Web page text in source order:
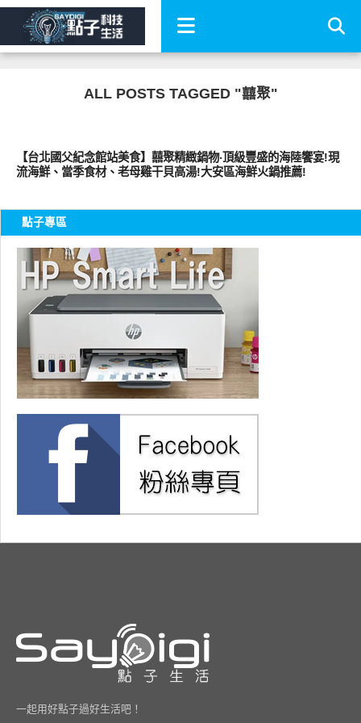
ALL POSTS TAGGED "囍聚"
【台北國父紀念館站美食】囍聚精緻鍋物‧頂級豐盛的海陸饗宴!現
流海鮮、當季食材、老母雞干貝高湯!大安區海鮮火鍋推薦!
點子專區
一起用好點子過好生活吧！